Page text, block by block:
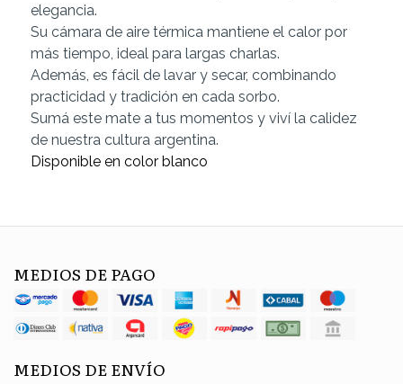
elegancia.
Su cámara de aire térmica mantiene el calor por
más tiempo, ideal para largas charlas.
Además, es fácil de lavar y secar, combinando
practicidad y tradición en cada sorbo.
Sumá este mate a tus momentos y viví la calidez
de nuestra cultura argentina.
Disponible en color blanco
MEDIOS DE PAGO
MEDIOS DE ENVÍO